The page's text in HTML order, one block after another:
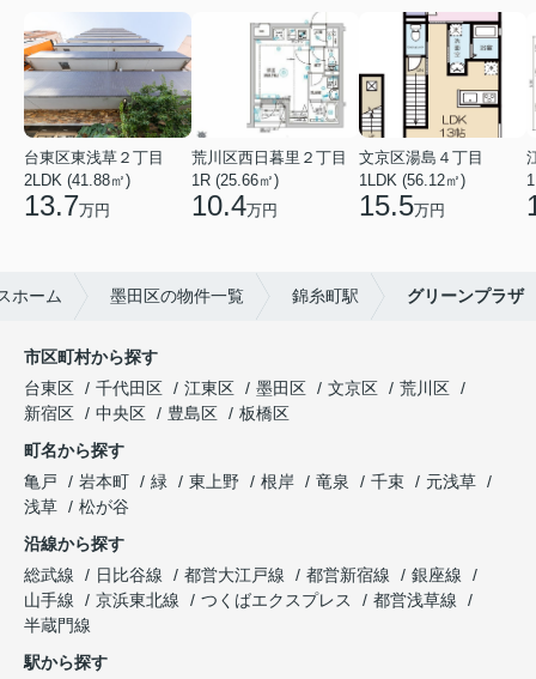
台東区東浅草２丁目
2LDK (41.88㎡)
13.7万円
荒川区西日暮里２丁目
1R (25.66㎡)
10.4万円
文京区湯島４丁目
1LDK (56.12㎡)
15.5万円
ホーム 墨田区の物件一覧 錦糸町駅 グリーンプラザ
市区町村から探す
台東区
千代田区 江東区 墨田区 文京区
荒川区
新宿区
中央区 豊島区
板橋区
町名から探す
亀戸
岩本町 緑 東上野 根岸 竜泉 千束
元浅草
浅草
松が谷
沿線から探す
総武線
日比谷線 都営大江戸線 都営新宿線
銀座線
山手線
京浜東北線 つくばエクスプレス
都営浅草線
半蔵門線
駅から探す